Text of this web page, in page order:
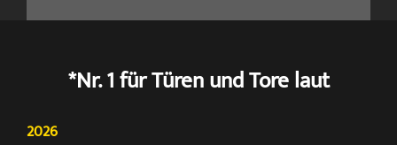
*Nr. 1 für Türen und Tore laut
2026